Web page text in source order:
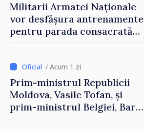
Militarii Armatei Naționale
vor desfășura antrenamente
pentru parada consacrată
/ Acum 1 zi
Prim-ministrul Republicii
Moldova, Vasile Tofan, și
prim-ministrul Belgiei, Bart